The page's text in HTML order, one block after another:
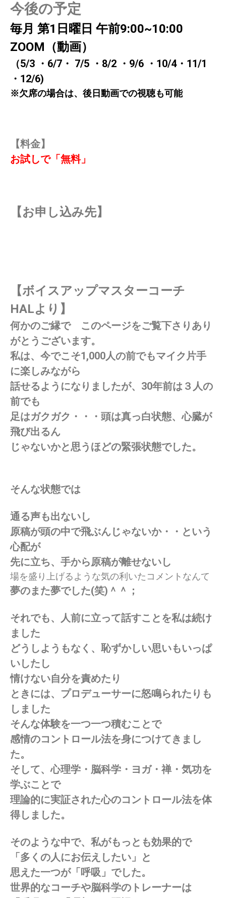
今後の予定
毎月 第1日曜日 午前9:00~10:00
ZOOM（動画）
（5/3 ・6/7・ 7/5 ・8/2 ・9/6 ・10/4・11/1
・12/6)
※欠席の場合は、後日動画での視聴も可能
【料金】
お試しで「無料」
【お申し込み先】
【ボイスアップマスターコーチ
HALより】
何かのご縁で このページをご覧下さりあり
がとうございます。
私は、今でこそ1,000人の前でもマイク片手
に楽しみながら
話せるようになりましたが、30年前は３人の
前でも
足はガクガク・・・頭は真っ白状態、心臓が
飛び出るん
じゃないかと思うほどの緊張状態でした。
そんな状態では
通る声も出ないし
原稿が頭の中で飛ぶんじゃないか・・という
心配が
先に立ち、手から原稿が離せないし
場を盛り上げるような気の利いたコメントなんて
夢のまた夢でした(笑)＾＾；
それでも、人前に立って話すことを私は続け
ました
どうしようもなく、恥ずかしい思いもいっぱ
いしたし
情けない自分を責めたり
ときには、プロデューサーに怒鳴られたりも
しました
そんな体験を一つ一つ積むことで
感情のコントロール法を身につけてきまし
た。
そして、心理学・脳科学・ヨガ・禅・気功を
学ぶことで
理論的に実証された心のコントロール法を体
得しました。
そのような中で、私がもっとも効果的で
「多くの人にお伝えしたい」と
思えた一つが「呼吸」でした。
世界的なコーチや脳科学のトレーナーは